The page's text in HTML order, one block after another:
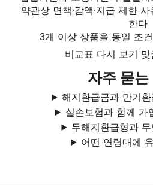
약관상 면책·감액·지급 제한
한다
3개 이상 상품을 동일 조
비교표 다시 보기
자주 묻는
해지환급금과 만기
실손보험과 함께 가
무해지환급형과
어떤 연령대에